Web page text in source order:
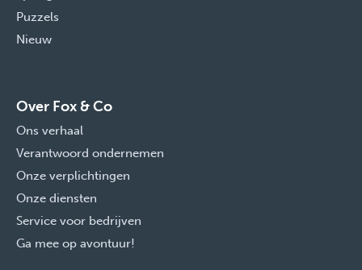
Puzzels
Nieuw
Over Fox & Co
Ons verhaal
Verantwoord ondernemen
Onze verplichtingen
Onze diensten
Service voor bedrijven
Ga mee op avontuur!